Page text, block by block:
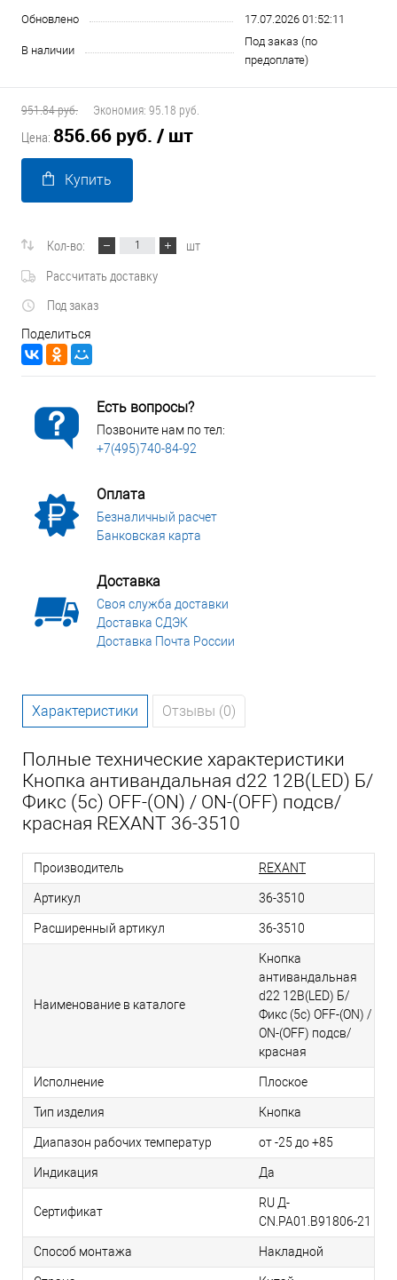
Обновлено 17.07.2026 01:52:11
В наличии
Под заказ (по
предоплате)
951.84 руб. Экономия: 95.18 руб.
Цена: 856.66 руб. / шт
Купить
Кол-во:
шт
Рассчитать доставку
Под заказ
Поделиться
Есть вопросы?
Позвоните нам по тел:
+7(495)740-84-92
Оплата
Безналичный расчет
Банковская карта
Доставка
Своя служба доставки
Доставка СДЭК
Доставка Почта России
Характеристики Отзывы (0)
Полные технические характеристики
Кнопка антивандальная d22 12В(LED) Б/
Фикс (5с) OFF-(ON) / ON-(OFF) подсв/
красная REXANT 36-3510
Производитель REXANT
Артикул 36-3510
Расширенный артикул 36-3510
Наименование в каталоге
Кнопка
антивандальная
d22 12В(LED) Б/
Фикс (5с) OFF-(ON) /
ON-(OFF) подсв/
красная
Исполнение Плоское
Тип изделия Кнопка
Диапазон рабочих температур от -25 до +85
Индикация Да
Сертификат
RU Д-
CN.РА01.B91806-21
Способ монтажа Накладной